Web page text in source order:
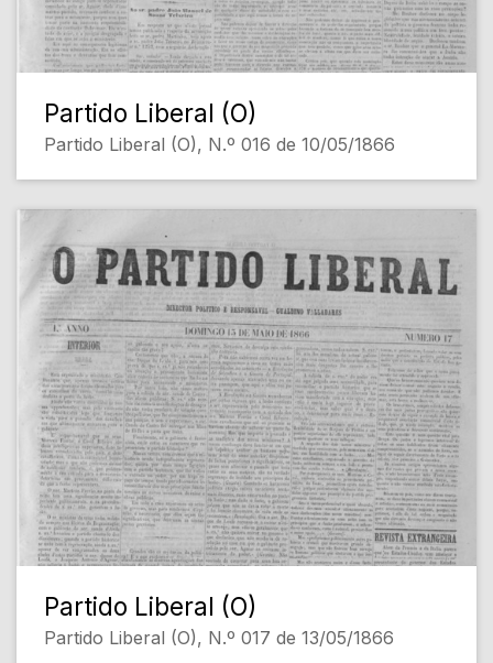
Partido Liberal (O)
Partido Liberal (O), N.º 016 de 10/05/1866
Partido Liberal (O)
Partido Liberal (O), N.º 017 de 13/05/1866